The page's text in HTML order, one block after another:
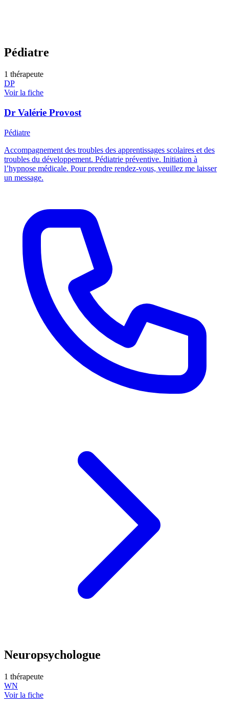
Pédiatre
1 thérapeute
DP
Voir la fiche
Dr Valérie Provost
Pédiatre
Accompagnement des troubles des apprentissages scolaires et des
troubles du développement. Pédiatrie préventive. Initiation à
l’hypnose médicale. Pour prendre rendez-vous, veuillez me laisser
un message.
Neuropsychologue
1 thérapeute
WN
Voir la fiche